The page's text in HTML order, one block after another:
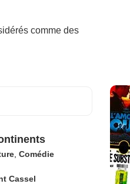
comme des
, Comédie
Cassel